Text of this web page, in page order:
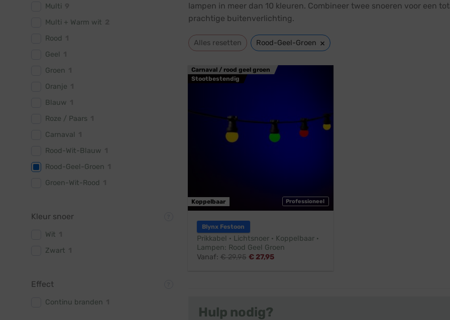
Multi
Multi + Warm wit
Rood
Geel
Groen
Oranje
Blauw
Roze / Paars
Carnaval
Rood-Wit-Blauw
Rood-Geel-Groen
Groen-Wit-Rood
Kleur snoer
Wit
Zwart
Effect
Continu branden
lampen in meer dan 10 kleuren. Combineer twee snoeren voor een
prachtige buitenverlichting.
Alles resetten Rood-Geel-Groen ×
Carnaval / rood geel groen
Stootbestendig
Professioneel
Koppelbaar
Blynx Festoon
Prikkabel · Lichtsnoer · Koppelbaar ·
Lampen: Rood Geel Groen
Vanaf: €29,95 €27,95
Hulp nodig?